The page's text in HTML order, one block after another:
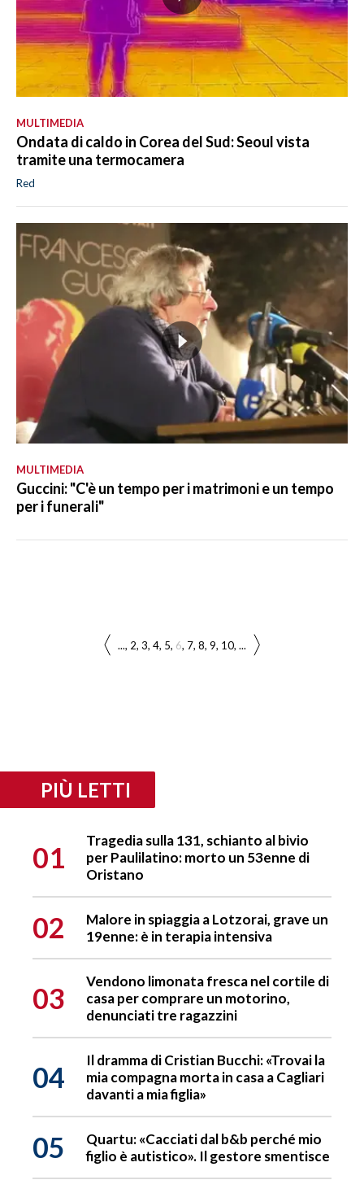
MULTIMEDIA
Ondata di caldo in Corea del Sud: Seoul vista
tramite una termocamera
Red
MULTIMEDIA
Guccini: "C'è un tempo per i matrimoni e un tempo
per i funerali"
... 2 3 4 5 6 7 8 9 10 ...
PIÙ LETTI
01
Tragedia sulla 131, schianto al bivio
per Paulilatino: morto un 53enne di
Oristano
02
Malore in spiaggia a Lotzorai, grave un
19enne: è in terapia intensiva
03
Vendono limonata fresca nel cortile di
casa per comprare un motorino,
denunciati tre ragazzini
04
Il dramma di Cristian Bucchi: «Trovai la
mia compagna morta in casa a Cagliari
davanti a mia figlia»
05
Quartu: «Cacciati dal b&b perché mio
figlio è autistico». Il gestore smentisce